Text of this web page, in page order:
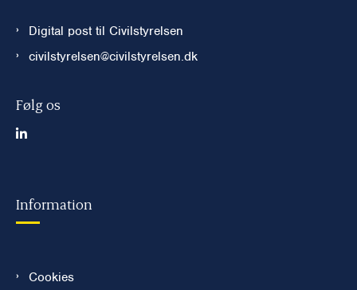
Digital post til Civilstyrelsen
civilstyrelsen@civilstyrelsen.dk
Følg os
Information
Cookies